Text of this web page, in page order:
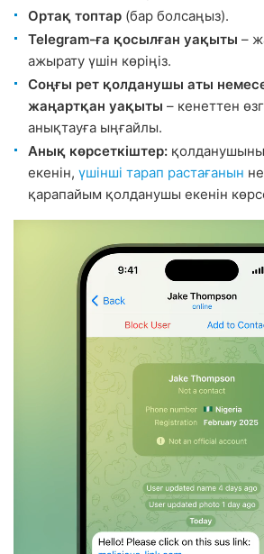
Ортақ топтар (бар болсаңыз).
Telegram-ға қосылған уақыты –
ажырату үшін көріңіз.
Соңғы рет қолданушы аты немесе
жаңартқан уақыты – кенеттен
анықтауға ыңғайлы.
Анық көрсеткіштер:
екенін, үшінші тарап растағанын
қарапайым қолданушы екенін